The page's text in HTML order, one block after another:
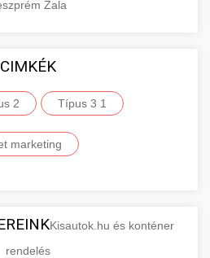
Zala
CIMKÉK
2 Típus 3 1
marketing
Kisautok.hu és konténer
rendelés